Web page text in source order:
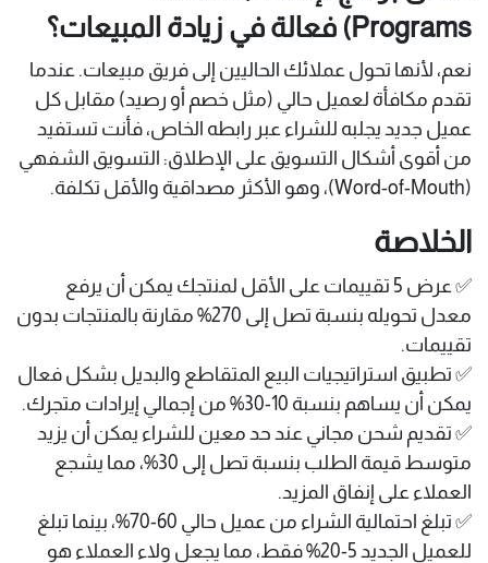
Programs) فعالة في زيادة المبيعات؟
نعم، لأنها تحول عملائك الحاليين إلى فريق مبيعات. عندما
تقدم مكافأة لعميل حالي (مثل خصم أو رصيد) مقابل كل
عميل جديد يجلبه للشراء عبر رابطه الخاص، فأنت تستفيد
من أقوى أشكال التسويق على الإطلاق: التسويق الشفهي
(Word-of-Mouth)، وهو الأكثر مصداقية والأقل تكلفة.
الخلاصة
✅ عرض 5 تقييمات على الأقل لمنتجك يمكن أن يرفع
معدل تحويله بنسبة تصل إلى 270% مقارنة بالمنتجات بدون
تقييمات.
✅ تطبيق استراتيجيات البيع المتقاطع والبديل بشكل فعال
يمكن أن يساهم بنسبة 10-30% من إجمالي إيرادات متجرك.
✅ تقديم شحن مجاني عند حد معين للشراء يمكن أن يزيد
متوسط قيمة الطلب بنسبة تصل إلى 30%، مما يشجع
العملاء على إنفاق المزيد.
✅ تبلغ احتمالية الشراء من عميل حالي 60-70%، بينما تبلغ
للعميل الجديد 5-20% فقط، مما يجعل ولاء العملاء هو